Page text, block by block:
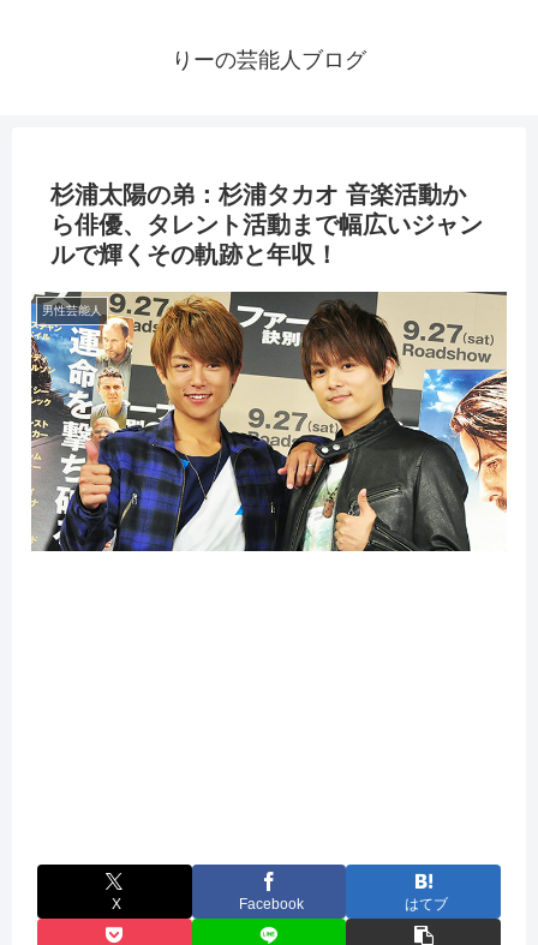
りーの芸能人ブログ
杉浦太陽の弟：杉浦タカオ 音楽活動か
ら俳優、タレント活動まで幅広いジャン
ルで輝くその軌跡と年収！
男性芸能人
X Facebook はてブ